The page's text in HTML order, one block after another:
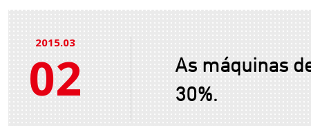
2015.03
02
As máquinas
30%.